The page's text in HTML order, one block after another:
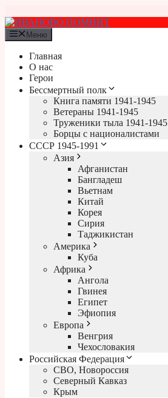
к
содержимому
Меню
Главная
О нас
Герои
Бессмертный полк
Книга памяти 1941-1945
Ветераны 1941-1945
Труженики тыла 1941-1945
Борцы с националистами
СССР 1945-1991
Азия
Афганистан
Бангладеш
Вьетнам
Китай
Корея
Сирия
Таджикистан
Америка
Куба
Африка
Ангола
Гвинея
Египет
Эфиопия
Европа
Венгрия
Чехословакия
Российская Федерация
СВО, Новороссия
Северный Кавказ
Крым